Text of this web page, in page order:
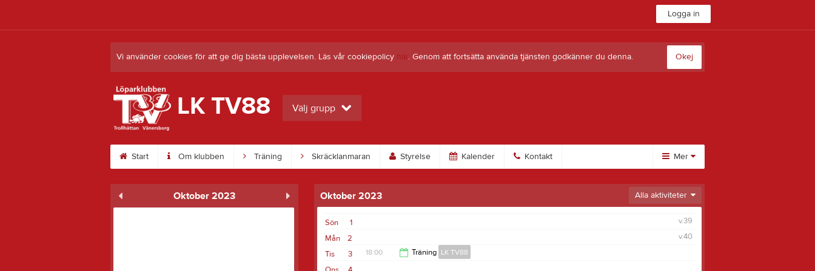
Logga in
Vi använder cookies för att ge dig bästa upplevelsen. Läs vår cookiepolicy här. Genom att fortsätta använda tjänsten godkänner du denna. Okej
LK TV88 Välj grupp
Start Om klubben Träning Skräcklanmaran Styrelse Kalender Kontakt Mer
Oktober 2023 Oktober 2023 Alla aktiviteter
1
Sön
v.39
2
Mån
v.40
3
Tis 18:00 Träning LK TV88